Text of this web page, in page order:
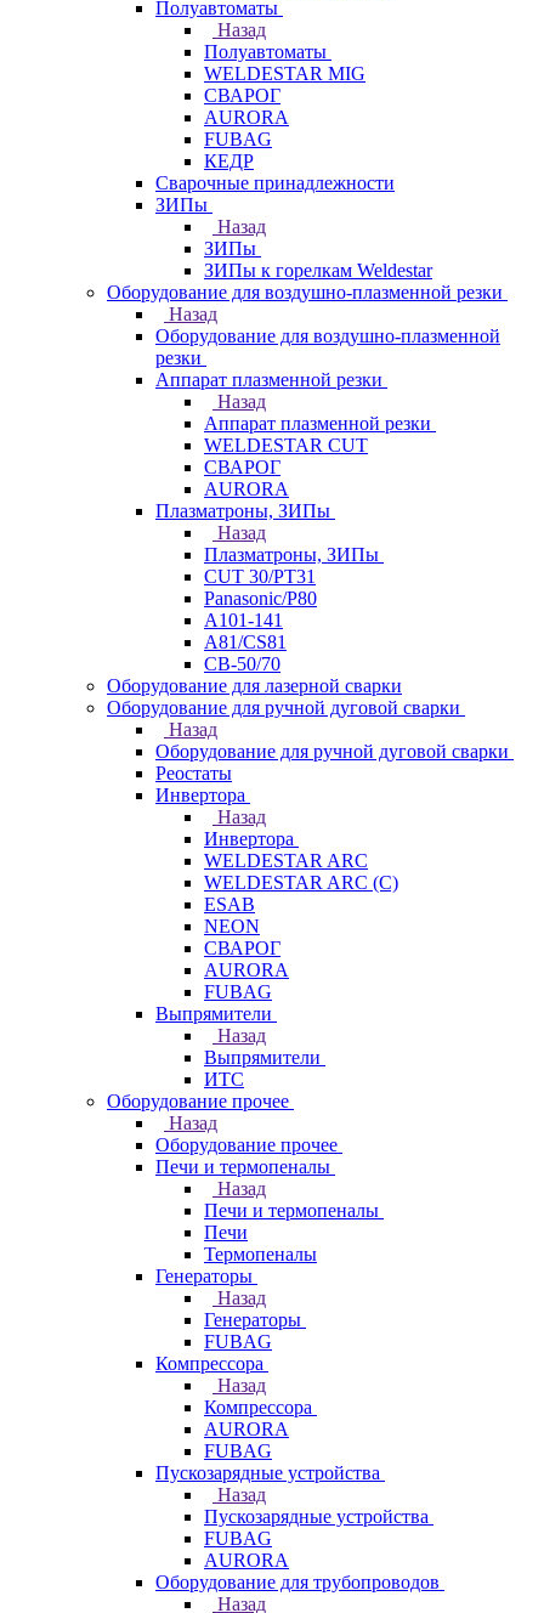
Полуавтоматы
Назад
Полуавтоматы
WELDESTAR MIG
СВАРОГ
AURORA
FUBAG
КЕДР
Сварочные принадлежности
ЗИПы
Назад
ЗИПы
ЗИПы к горелкам Weldestar
Оборудование для воздушно-плазменной резки
Назад
Оборудование для воздушно-плазменной
резки
Аппарат плазменной резки
Назад
Аппарат плазменной резки
WELDESTAR CUT
СВАРОГ
AURORA
Плазматроны, ЗИПы
Назад
Плазматроны, ЗИПы
CUT 30/PT31
Panasonic/P80
А101-141
А81/CS81
СВ-50/70
Оборудование для лазерной сварки
Оборудование для ручной дуговой сварки
Назад
Оборудование для ручной дуговой сварки
Реостаты
Инвертора
Назад
Инвертора
WELDESTAR ARC
WELDESTAR ARC (С)
ESAB
NEON
СВАРОГ
AURORA
FUBAG
Выпрямители
Назад
Выпрямители
ИТС
Оборудование прочее
Назад
Оборудование прочее
Печи и термопеналы
Назад
Печи и термопеналы
Печи
Термопеналы
Генераторы
Назад
Генераторы
FUBAG
Компрессора
Назад
Компрессора
AURORA
FUBAG
Пускозарядные устройства
Назад
Пускозарядные устройства
FUBAG
AURORA
Оборудование для трубопроводов
Назад